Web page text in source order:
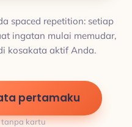
spaced repetition: setiap
ingatan mulai memudar,
kosakata aktif Anda.
pertamaku
tanpa kartu